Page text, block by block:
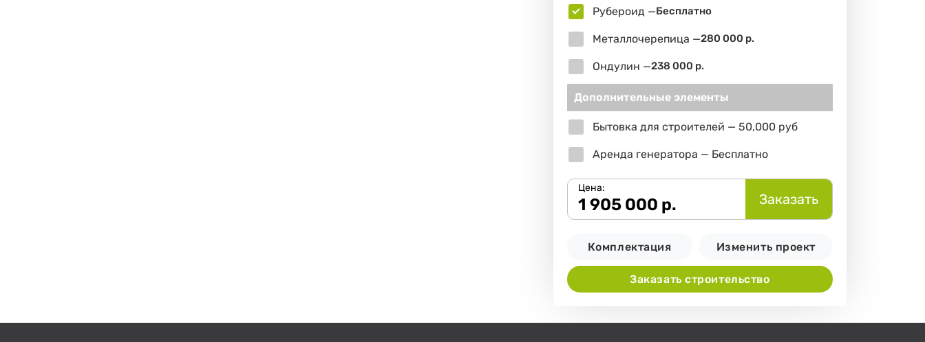
Рубероид —Бесплатно
Металлочерепица —280 000 р.
Ондулин —238 000 р.
Дополнительные элементы
Бытовка для строителей — 50,000 руб
Аренда генератора — Бесплатно
Цена:
1 905 000 р. Заказать
Комплектация Изменить проект
Заказать строительство